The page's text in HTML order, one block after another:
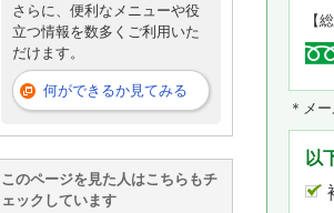
【
＊メ
以
さらに、便利なメニューや役
立つ情報を数多くご利用いた
だけます。
何ができるか見てみる
このページを見た人はこちらもチ
ェックしています